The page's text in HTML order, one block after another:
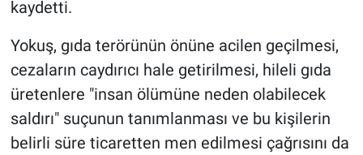
kaydetti.
Yokuş, gıda terörünün önüne acilen geçilmesi,
cezaların caydırıcı hale getirilmesi, hileli gıda
üretenlere "insan ölümüne neden olabilecek
saldırı" suçunun tanımlanması ve bu kişilerin
belirli süre ticaretten men edilmesi çağrısını da